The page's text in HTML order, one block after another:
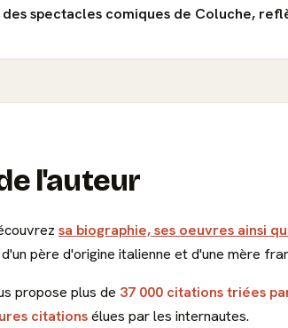
spectacles comiques de Coluche,
l'auteur
sa biographie, ses oeuvres ainsi
père d'origine italienne et d'une mère
propose plus de 37 000 citations triées
citationsélues par les internautes.